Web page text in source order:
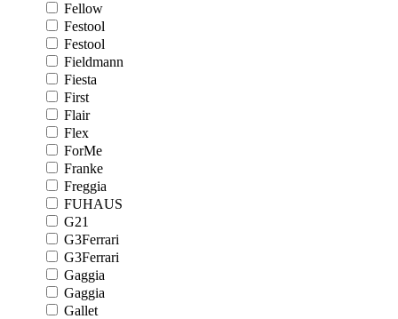
Fellow
Festool
Festool
Fieldmann
Fiesta
First
Flair
Flex
ForMe
Franke
Freggia
FUHAUS
G21
G3Ferrari
G3Ferrari
Gaggia
Gaggia
Gallet